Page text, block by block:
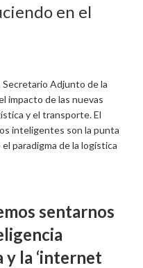
en el
Secretario Adjunto de la
impacto de las nuevas
y el transporte. El
inteligentes son la punta
paradigma de la logística
sentarnos
la ‘internet